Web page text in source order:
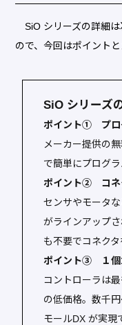
SiO シリーズの詳細は
ので、今回はポイント
SiO シリーズ
ポイント① プロ
メーカー提供の
で簡単にプログ
ポイント② コネ
センサやモータ
がラインアップ
も不要でコネク
ポイント③ １個
コントローラは
の低価格。数千
モールDX が実現